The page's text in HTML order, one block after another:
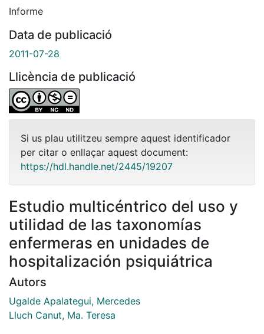
Informe
Data de publicació
2011-07-28
Llicència de publicació
Si us plau utilitzeu sempre aquest identificador
per citar o enllaçar aquest document:
https://hdl.handle.net/2445/19207
Estudio multicéntrico del uso y
utilidad de las taxonomías
enfermeras en unidades de
hospitalización psiquiátrica
Autors
Ugalde Apalategui, Mercedes
Lluch Canut, Ma. Teresa